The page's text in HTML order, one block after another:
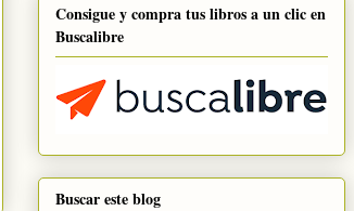
Consigue y compra tus libros a un clic en
Buscalibre
Buscar este blog